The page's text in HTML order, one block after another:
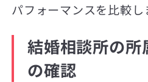
パフォーマンスを比較し
結婚相談所の
の確認